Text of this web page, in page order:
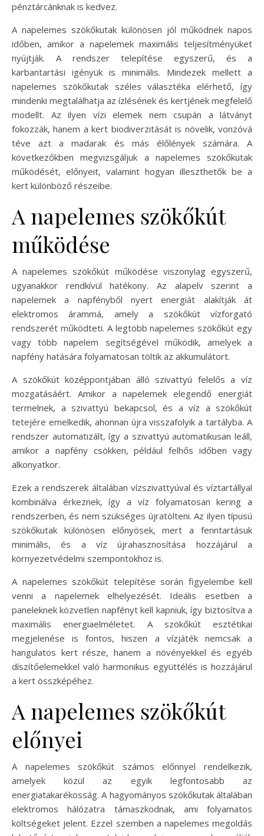
pénztárcánknak is kedvez.
A napelemes szökőkutak különösen jól működnek napos
időben, amikor a napelemek maximális teljesítményüket
nyújtják. A rendszer telepítése egyszerű, és a
karbantartási igényük is minimális. Mindezek mellett a
napelemes szökőkutak széles választéka elérhető, így
mindenki megtalálhatja az ízlésének és kertjének megfelelő
modellt. Az ilyen vízi elemek nem csupán a látványt
fokozzák, hanem a kert biodiverzitását is növelik, vonzóvá
téve azt a madarak és más élőlények számára. A
következőkben megvizsgáljuk a napelemes szökőkutak
működését, előnyeit, valamint hogyan illeszthetők be a
kert különböző részeibe.
A napelemes szökőkút
működése
A napelemes szökőkút működése viszonylag egyszerű,
ugyanakkor rendkívül hatékony. Az alapelv szerint a
napelemek a napfényből nyert energiát alakítják át
elektromos árammá, amely a szökőkút vízforgató
rendszerét működteti. A legtöbb napelemes szökőkút egy
vagy több napelem segítségével működik, amelyek a
napfény hatására folyamatosan töltik az akkumulátort.
A szökőkút középpontjában álló szivattyú felelős a víz
mozgatásáért. Amikor a napelemek elegendő energiát
termelnek, a szivattyú bekapcsol, és a víz a szökőkút
tetejére emelkedik, ahonnan újra visszafolyik a tartályba. A
rendszer automatizált, így a szivattyú automatikusan leáll,
amikor a napfény csökken, például felhős időben vagy
alkonyatkor.
Ezek a rendszerek általában vízszivattyúval és víztartállyal
kombinálva érkeznek, így a víz folyamatosan kering a
rendszerben, és nem szükséges újratölteni. Az ilyen típusú
szökőkutak különösen előnyösek, mert a fenntartásuk
minimális, és a víz újrahasznosítása hozzájárul a
környezetvédelmi szempontokhoz is.
A napelemes szökőkút telepítése során figyelembe kell
venni a napelemek elhelyezését. Ideális esetben a
paneleknek közvetlen napfényt kell kapniuk, így biztosítva a
maximális energiaelméletet. A szökőkút esztétikai
megjelenése is fontos, hiszen a vízjáték nemcsak a
hangulatos kert része, hanem a növényekkel és egyéb
díszítőelemekkel való harmonikus együttélés is hozzájárul
a kert összképéhez.
A napelemes szökőkút
előnyei
A napelemes szökőkút számos előnnyel rendelkezik,
amelyek közül az egyik legfontosabb az
energiatakarékosság. A hagyományos szökőkutak általában
elektromos hálózatra támaszkodnak, ami folyamatos
költségeket jelent. Ezzel szemben a napelemes megoldás